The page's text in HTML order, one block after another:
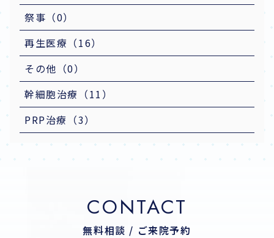
祭事（0）
再生医療（16）
その他（0）
幹細胞治療（11）
PRP治療（3）
CONTACT
無料相談 / ご来院予約